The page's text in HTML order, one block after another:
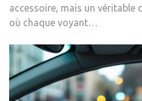
accessoire, mais un véritable
où chaque voyant…